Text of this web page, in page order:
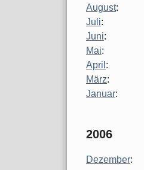
August:
Juli:
Juni:
Mai:
April :
März:
Januar:
2006
Dezember: